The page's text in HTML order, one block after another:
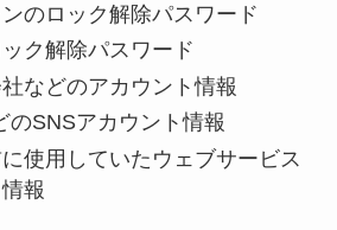
のロック解除パスワード
ク解除パスワード
などのアカウント情報
のSNSアカウント情報
使用していたウェブサービス
報